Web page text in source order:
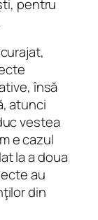
pentru
însă
atunci
vestea
e cazul
la a doua
au
din